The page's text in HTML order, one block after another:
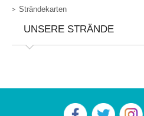
Strändekarten
UNSERE STRÄNDE